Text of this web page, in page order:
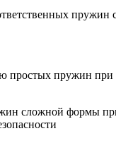
простых пружин
сложной формы